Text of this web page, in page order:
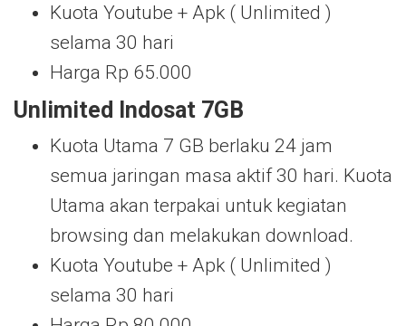
Kuota Youtube + Apk ( Unlimited )
selama 30 hari
Harga Rp 65.000
Unlimited Indosat 7GB
Kuota Utama 7 GB berlaku 24 jam
semua jaringan masa aktif 30 hari. Kuota
Utama akan terpakai untuk kegiatan
browsing dan melakukan download.
Kuota Youtube + Apk ( Unlimited )
selama 30 hari